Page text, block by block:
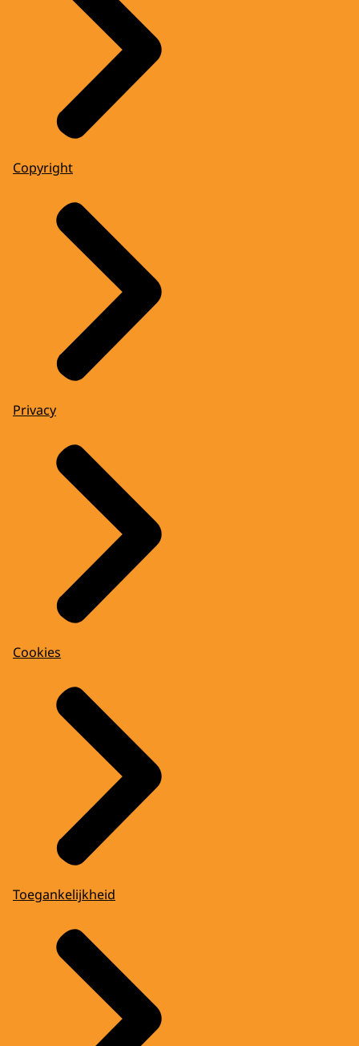
Copyright
Privacy
Cookies
Toegankelijkheid